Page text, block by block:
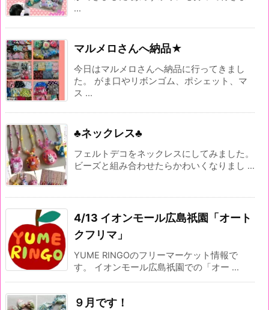
...
マルメロさんへ納品★
今日はマルメロさんへ納品に行ってきまし
た。 がま口やリボンゴム、ポシェット、マ
ス ...
♣ネックレス♣
フェルトデコをネックレスにしてみました。
ビーズと組み合わせたらかわいくなりまし ...
4/13 イオンモール広島祇園「オート
クフリマ」
YUME RINGOのフリーマーケット情報で
す。 イオンモール広島祇園での「オー ...
９月です！